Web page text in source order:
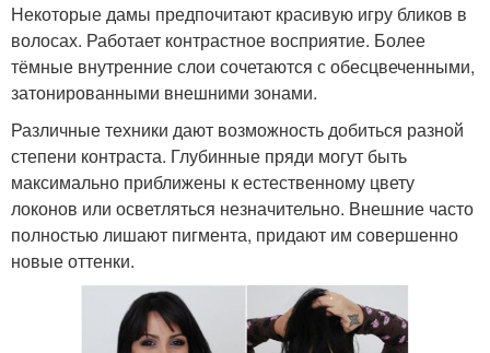
Некоторые дамы предпочитают красивую игру бликов в
волосах. Работает контрастное восприятие. Более
тёмные внутренние слои сочетаются с обесцвеченными,
затонированными внешними зонами.
Различные техники дают возможность добиться разной
степени контраста. Глубинные пряди могут быть
максимально приближены к естественному цвету
локонов или осветляться незначительно. Внешние часто
полностью лишают пигмента, придают им совершенно
новые оттенки.